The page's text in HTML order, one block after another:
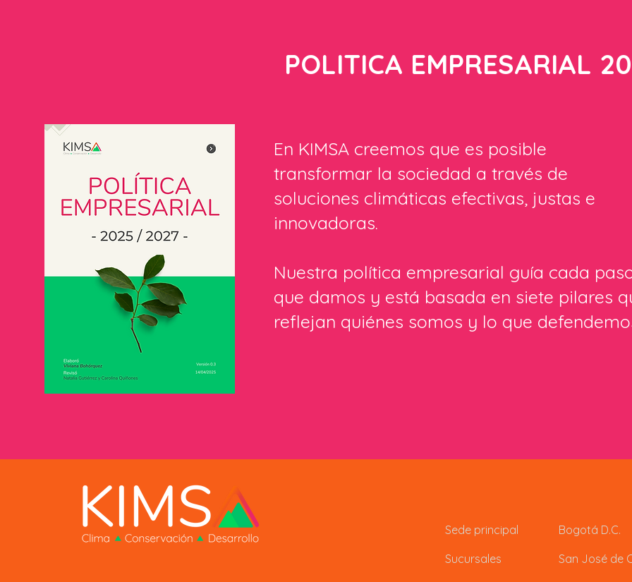
POLITICA EMPRESARIAL
En KIMSA creemos que es posible
transformar la sociedad a través de
soluciones climáticas efectivas, justas e
innovadoras.
Nuestra política empresarial guía cada
que damos y está basada en siete pilares
reflejan quiénes somos y lo que
Sede principal
Sucursales
Bogotá D.C.
San José de